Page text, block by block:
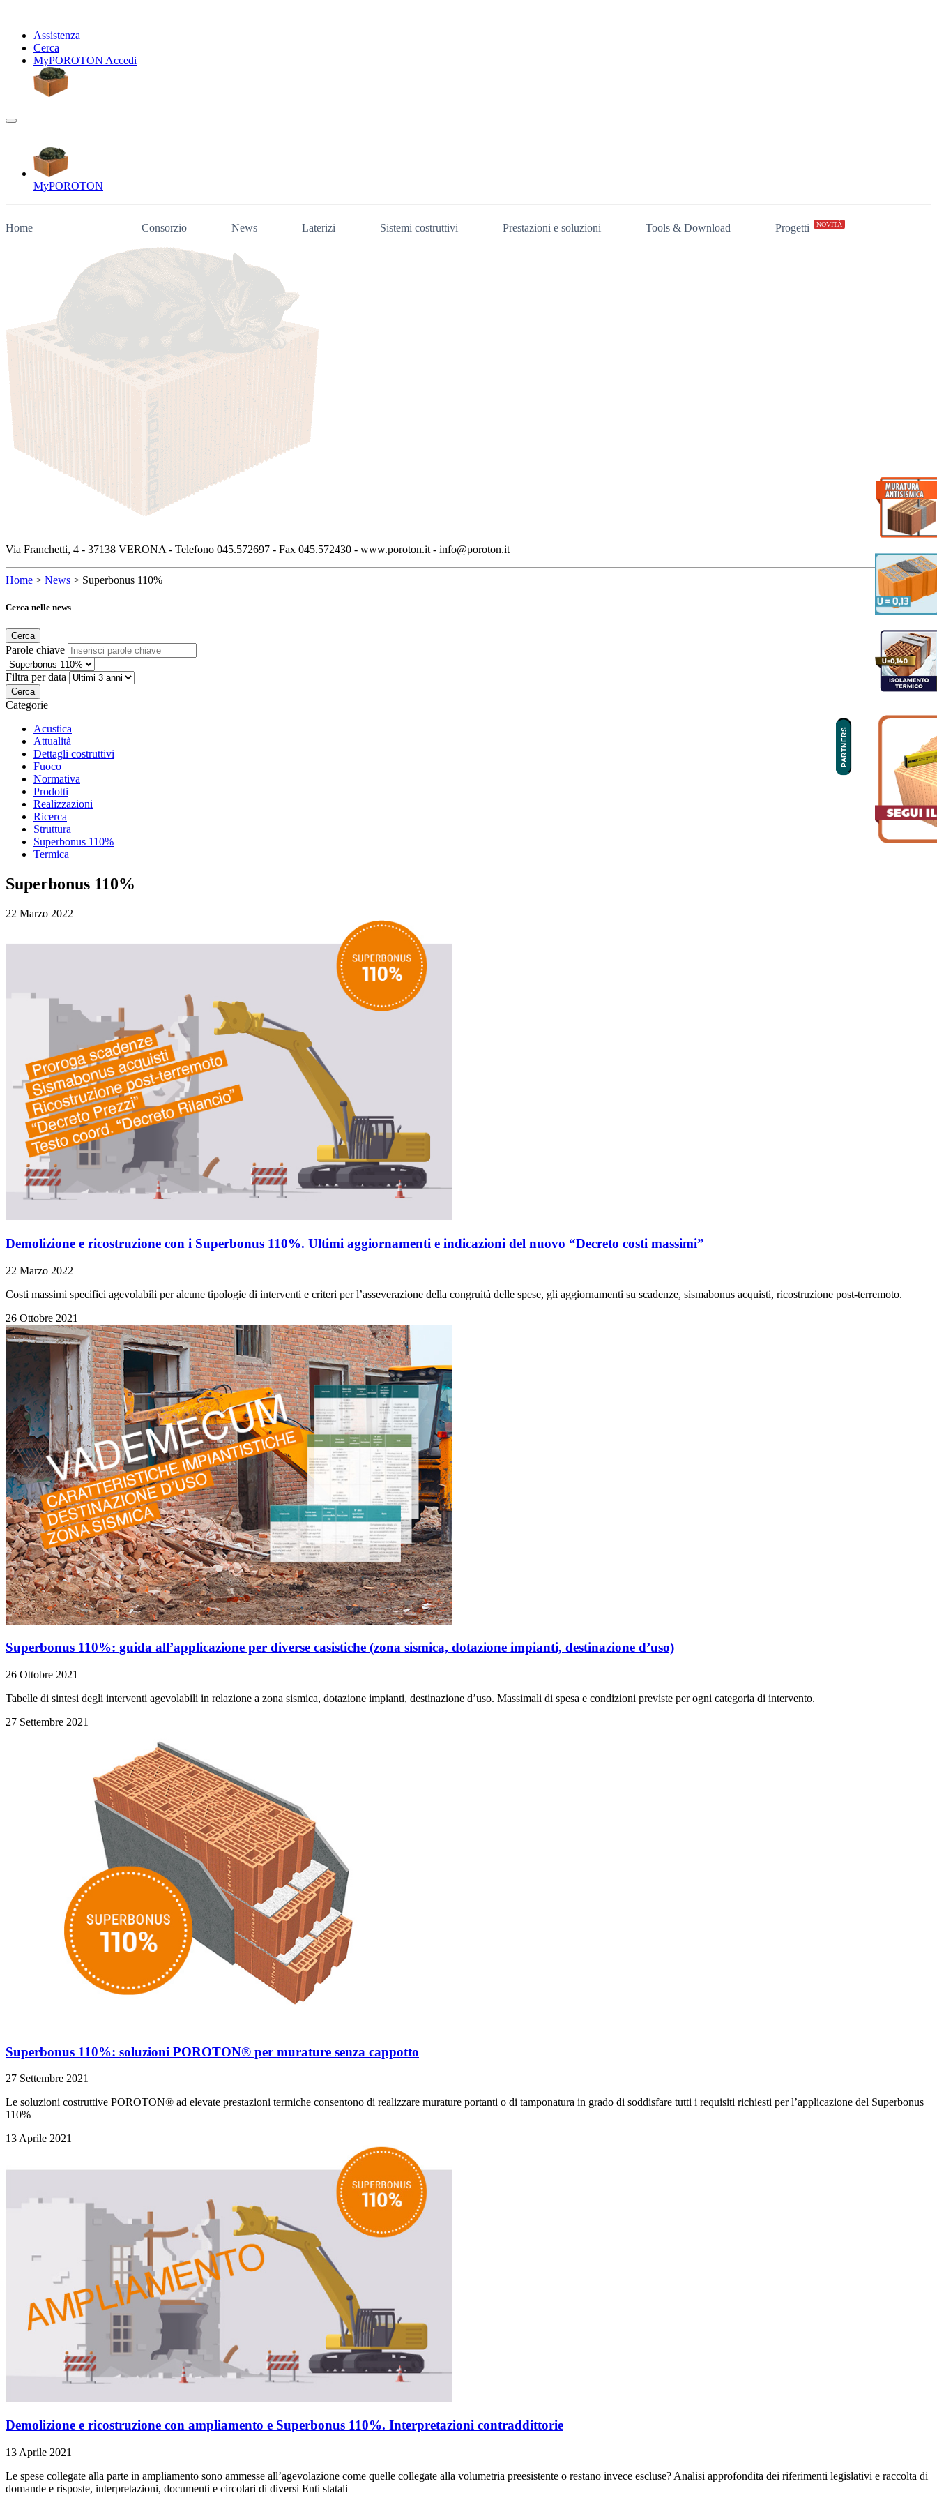
Assistenza
Cerca
MyPOROTON Accedi
MyPOROTON
Home Consorzio News Laterizi Sistemi costruttivi Prestazioni e soluzioni Tools & Download Progetti NOVITÀ
Via Franchetti, 4 - 37138 VERONA - Telefono 045.572697 - Fax 045.572430 - www.poroton.it - info@poroton.it
Home > News > Superbonus 110%
Cerca nelle news
Cerca
Parole chiave
Filtra per data
Cerca
Categorie
Acustica
Attualità
Dettagli costruttivi
Fuoco
Normativa
Prodotti
Realizzazioni
Ricerca
Struttura
Superbonus 110%
Termica
Superbonus 110%
22 Marzo 2022
Demolizione e ricostruzione con i Superbonus 110%. Ultimi aggiornamenti e indicazioni del nuovo “Decreto costi massimi”
22 Marzo 2022
Costi massimi specifici agevolabili per alcune tipologie di interventi e criteri per l’asseverazione della congruità delle spese, gli aggiornamenti su scadenze, sismabonus acquisti, ricostruzione post-terremoto.
26 Ottobre 2021
Superbonus 110%: guida all’applicazione per diverse casistiche (zona sismica, dotazione impianti, destinazione d’uso)
26 Ottobre 2021
Tabelle di sintesi degli interventi agevolabili in relazione a zona sismica, dotazione impianti, destinazione d’uso. Massimali di spesa e condizioni previste per ogni categoria di intervento.
27 Settembre 2021
Superbonus 110%: soluzioni POROTON® per murature senza cappotto
27 Settembre 2021
Le soluzioni costruttive POROTON® ad elevate prestazioni termiche consentono di realizzare murature portanti o di tamponatura in grado di soddisfare tutti i requisiti richiesti per l’applicazione del Superbonus
110%
13 Aprile 2021
Demolizione e ricostruzione con ampliamento e Superbonus 110%. Interpretazioni contraddittorie
13 Aprile 2021
Le spese collegate alla parte in ampliamento sono ammesse all’agevolazione come quelle collegate alla volumetria preesistente o restano invece escluse? Analisi approfondita dei riferimenti legislativi e raccolta di
domande e risposte, interpretazioni, documenti e circolari di diversi Enti statali
PARTNERS